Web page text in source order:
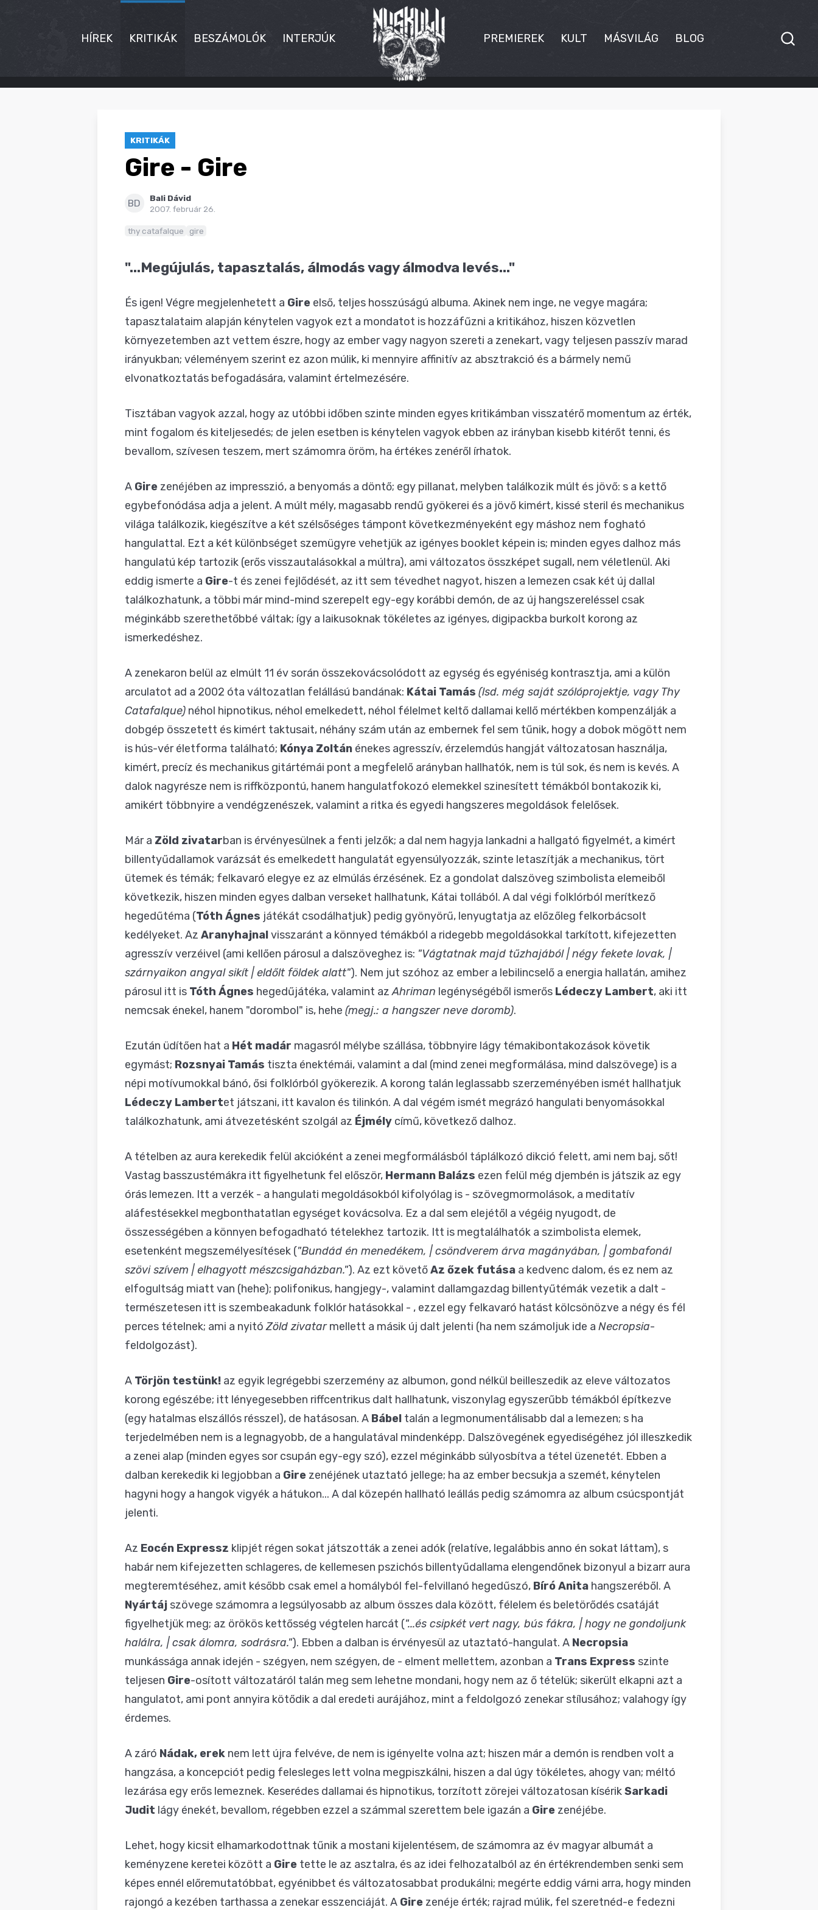
HÍREK KRITIKÁK BESZÁMOLÓK INTERJÚK PREMIEREK KULT MÁSVILÁG BLOG
HÍREK
KRITIKÁK
Gire - Gire
BD
Bali Dávid
2007. február 26.
thy catafalque gire
"...Megújulás, tapasztalás, álmodás vagy álmodva levés..."
És igen! Végre megjelenhetett a Gire első, teljes hosszúságú albuma. Akinek nem inge, ne vegye magára;
tapasztalataim alapján kénytelen vagyok ezt a mondatot is hozzáfűzni a kritikához, hiszen közvetlen
környezetemben azt vettem észre, hogy az ember vagy nagyon szereti a zenekart, vagy teljesen passzív marad
irányukban; véleményem szerint ez azon múlik, ki mennyire affinitív az absztrakció és a bármely nemű
elvonatkoztatás befogadására, valamint értelmezésére.
Tisztában vagyok azzal, hogy az utóbbi időben szinte minden egyes kritikámban visszatérő momentum az érték,
mint fogalom és kiteljesedés; de jelen esetben is kénytelen vagyok ebben az irányban kisebb kitérőt tenni, és
bevallom, szívesen teszem, mert számomra öröm, ha értékes zenéről írhatok.
A Gire zenéjében az impresszió, a benyomás a döntő; egy pillanat, melyben találkozik múlt és jövő: s a kettő
egybefonódása adja a jelent. A múlt mély, magasabb rendű gyökerei és a jövő kimért, kissé steril és mechanikus
világa találkozik, kiegészítve a két szélsőséges támpont következményeként egy máshoz nem fogható
hangulattal. Ezt a két különbséget szemügyre vehetjük az igényes booklet képein is; minden egyes dalhoz más
hangulatú kép tartozik (erős visszautalásokkal a múltra), ami változatos összképet sugall, nem véletlenül. Aki
eddig ismerte a Gire-t és zenei fejlődését, az itt sem tévedhet nagyot, hiszen a lemezen csak két új dallal
találkozhatunk, a többi már mind-mind szerepelt egy-egy korábbi demón, de az új hangszereléssel csak
méginkább szerethetőbbé váltak; így a laikusoknak tökéletes az igényes, digipackba burkolt korong az
ismerkedéshez.
A zenekaron belül az elmúlt 11 év során összekovácsolódott az egység és egyéniség kontrasztja, ami a külön
arculatot ad a 2002 óta változatlan felállású bandának: Kátai Tamás (lsd. még saját szólóprojektje, vagy Thy
Catafalque) néhol hipnotikus, néhol emelkedett, néhol félelmet keltő dallamai kellő mértékben kompenzálják a
dobgép összetett és kimért taktusait, néhány szám után az embernek fel sem tűnik, hogy a dobok mögött nem
is hús-vér életforma található; Kónya Zoltán énekes agresszív, érzelemdús hangját változatosan használja,
kimért, precíz és mechanikus gitártémái pont a megfelelő arányban hallhatók, nem is túl sok, és nem is kevés. A
dalok nagyrésze nem is riffközpontú, hanem hangulatfokozó elemekkel szinesített témákból bontakozik ki,
amikért többnyire a vendégzenészek, valamint a ritka és egyedi hangszeres megoldások felelősek.
Már a Zöld zivatarban is érvényesülnek a fenti jelzők; a dal nem hagyja lankadni a hallgató figyelmét, a kimért
billentyűdallamok varázsát és emelkedett hangulatát egyensúlyozzák, szinte letaszítják a mechanikus, tört
ütemek és témák; felkavaró elegye ez az elmúlás érzésének. Ez a gondolat dalszöveg szimbolista elemeiből
következik, hiszen minden egyes dalban verseket hallhatunk, Kátai tollából. A dal végi folklórból merítkező
hegedűtéma (Tóth Ágnes játékát csodálhatjuk) pedig gyönyörű, lenyugtatja az előzőleg felkorbácsolt
kedélyeket. Az Aranyhajnalvisszaránt a könnyed témákból a ridegebb megoldásokkal tarkított, kifejezetten
agresszív verzéivel (ami kellően párosul a dalszöveghez is: "Vágtatnak majd tűzhajából | négy fekete lovak, |
szárnyaikon angyal sikít | eldőlt földek alatt"). Nem jut szóhoz az ember a lebilincselő a energia hallatán, amihez
párosul itt is Tóth Ágnes hegedűjátéka, valamint azAhriman legénységéből ismerős Lédeczy Lambert, aki itt
nemcsak énekel, hanem "dorombol" is, hehe (megj.: a hangszer neve doromb).
Ezután üdítően hat a Hét madár magasról mélybe szállása, többnyire lágy témakibontakozások követik
egymást; Rozsnyai Tamás tiszta énektémái, valamint a dal (mind zenei megformálása, mind dalszövege) is a
népi motívumokkal bánó, ősi folklórból gyökerezik. A korong talán leglassabb szerzeményében ismét hallhatjuk
Lédeczy Lambertet játszani, itt kavalon és tilinkón. A dal végém ismét megrázó hangulati benyomásokkal
találkozhatunk, ami átvezetésként szolgál az Éjmély című, következő dalhoz.
A tételben az aura kerekedik felül akcióként a zenei megformálásból táplálkozó dikció felett, ami nem baj, sőt!
Vastag basszustémákra itt figyelhetunk fel először, Hermann Balázs ezen felül még djembén is játszik az egy
órás lemezen. Itt a verzék - a hangulati megoldásokból kifolyólag is - szövegmormolások, a meditatív
aláfestésekkel megbonthatatlan egységet kovácsolva. Ez a dal sem elejétől a végéig nyugodt, de
összességében a könnyen befogadható tételekhez tartozik. Itt is megtalálhatók a szimbolista elemek,
esetenként megszemélyesítések ("Bundád én menedékem, | csöndverem árva magányában, | gombafonál
szövi szívem | elhagyott mészcsigaházban."). Az ezt követőAz őzek futása a kedvenc dalom, és ez nem az
elfogultság miatt van (hehe); polifonikus, hangjegy-, valamint dallamgazdag billentyűtémák vezetik a dalt -
természetesen itt is szembeakadunk folklór hatásokkal - , ezzel egy felkavaró hatást kölcsönözve a négy és fél
perces tételnek; ami a nyitóZöld zivatarmellett a másik új dalt jelenti (ha nem számoljuk ide a Necropsia-
feldolgozást).
A Törjön testünk! az egyik legrégebbi szerzemény az albumon, gond nélkül beilleszedik az eleve változatos
korong egészébe; itt lényegesebben riffcentrikus dalt hallhatunk, viszonylag egyszerűbb témákból építkezve
(egy hatalmas elszállós résszel), de hatásosan. A Bábel talán a legmonumentálisabb dal a lemezen; s ha
terjedelmében nem is a legnagyobb, de a hangulatával mindenképp. Dalszövegének egyediségéhez jól illeszkedik
a zenei alap (minden egyes sor csupán egy-egy szó), ezzel méginkább súlyosbítva a tétel üzenetét. Ebben a
dalban kerekedik ki legjobban a Gire zenéjének utaztató jellege; ha az ember becsukja a szemét, kénytelen
hagyni hogy a hangok vigyék a hátukon... A dal közepén hallható leállás pedig számomra az album csúcspontját
jelenti.
Az Eocén Expressz klipjét régen sokat játszották a zenei adók (relatíve, legalábbis anno én sokat láttam), s
habár nem kifejezetten schlageres, de kellemesen pszichós billentyűdallama elengendőnek bizonyul a bizarr aura
megteremtéséhez, amit később csak emel a homályból fel-felvillanó hegedűszó, Bíró Anita hangszeréből. A
Nyártáj szövege számomra a legsúlyosabb az album összes dala között, félelem és beletörődés csatáját
figyelhetjük meg; az örökös kettősség végtelen harcát ("...és csipkét vert nagy, bús fákra, | hogy ne gondoljunk
halálra, | csak álomra, sodrásra."). Ebben a dalban is érvényesül az utaztató-hangulat. A Necropsia
munkássága annak idején - szégyen, nem szégyen, de - elment mellettem, azonban a Trans Express szinte
teljesen Gire-osított változatáról talán meg sem lehetne mondani, hogy nem az ő tételük; sikerült elkapni azt a
hangulatot, ami pont annyira kötődik a dal eredeti aurájához, mint a feldolgozó zenekar stílusához; valahogy így
érdemes.
A záró Nádak, erek nem lett újra felvéve, de nem is igényelte volna azt; hiszen már a demón is rendben volt a
hangzása, a koncepciót pedig felesleges lett volna megpiszkálni, hiszen a dal úgy tökéletes, ahogy van; méltó
lezárása egy erős lemeznek. Keserédes dallamai és hipnotikus, torzított zörejei változatosan kísérikSarkadi
Judit lágy énekét, bevallom, régebben ezzel a számmal szerettem bele igazán a Gire zenéjébe.
Lehet, hogy kicsit elhamarkodottnak tűnik a mostani kijelentésem, de számomra az év magyar albumát a
keményzene keretei között a Gire tette le az asztalra, és az idei felhozatalból az én értékrendemben senki sem
képes ennél előremutatóbbat, egyénibbet és változatosabbat produkálni; megérte eddig várni arra, hogy minden
rajongó a kezében tarthassa a zenekar esszenciáját. A Gire zenéje érték; rajrad múlik, fel szeretnéd-e fedezni